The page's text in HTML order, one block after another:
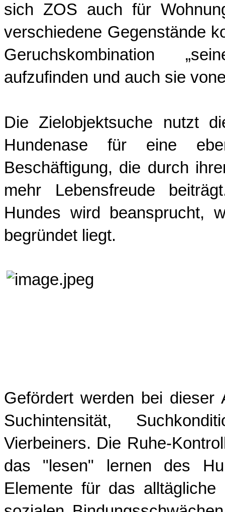
sich ZOS auch für
verschiedene Gegenstände
Geruchskombination
aufzufinden und auch sie
Die Zielobjektsuche nutzt
Hundenase für eine
Beschäftigung, die durch
mehr Lebensfreude
Hundes wird beansprucht,
begründet liegt.
Gefördert werden bei dieser
Suchintensität,
Vierbeiners. Die Ruhe-
das "lesen" lernen des
Elemente für das alltägliche